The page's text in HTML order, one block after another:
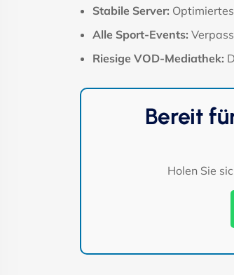
Stabile Server:
Alle Sport-Events:
Riesige VOD-Mediathek:
Bereit
Holen Sie